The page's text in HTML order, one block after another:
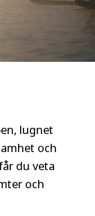
lugnet
och
du veta
och